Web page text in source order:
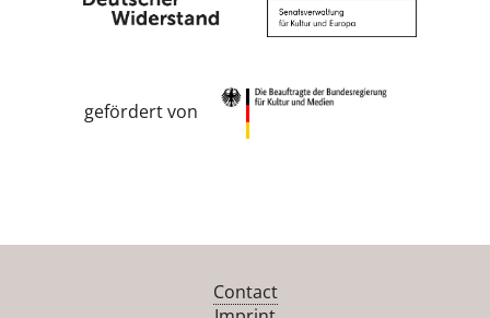
gefördert von
Contact